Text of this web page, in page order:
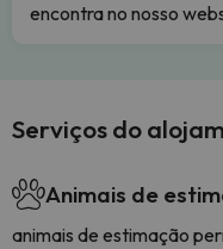
encontra no nosso
Serviços do
Animais de
animais de estimação